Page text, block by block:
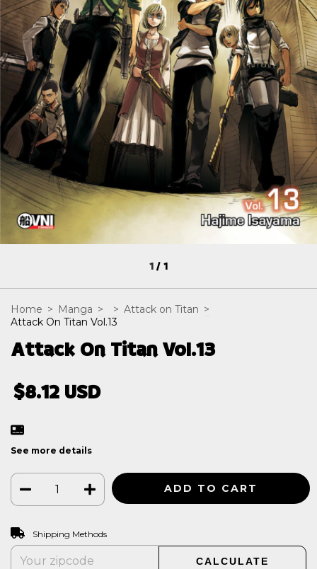
1/1
Home > Manga > > Attack on Titan >
Attack On Titan Vol.13
Attack On Titan Vol.13
$8.12 USD
See more details
Shipping for zipcode:
Shipping Methods
CALCULATE